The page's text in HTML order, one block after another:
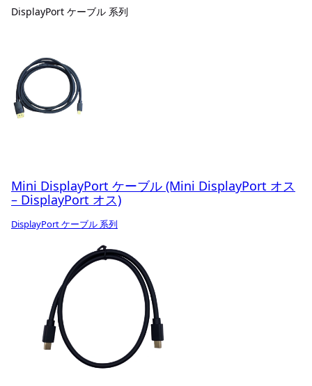
DisplayPort ケーブル 系列
Mini DisplayPort ケーブル (Mini DisplayPort オス
– DisplayPort オス)
DisplayPort ケーブル 系列